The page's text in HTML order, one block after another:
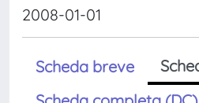
2008-01-01
Scheda breve